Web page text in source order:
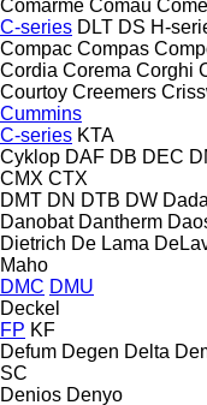
Comarme Comau
C-series DLT DS H-
Compac Compas
Cordia Corema Corghi
Courtoy Creemers
Cummins
C-series KTA
Cyklop DAF DB DEC
CMX CTX
DMT DN DTB DW
Danobat Dantherm
Dietrich De Lama
Maho
DMC DMU
Deckel
FP KF
Defum Degen Delta
SC
Denios Denyo